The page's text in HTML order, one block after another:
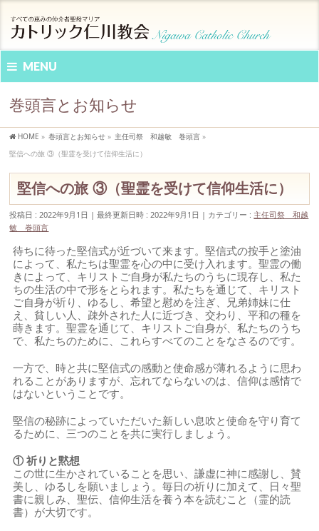
MENU
巻頭言とお知らせ
HOME » 巻頭言とお知らせ » 主任司祭 和越敏 巻頭言 »
堅信への旅 ③（聖霊を受けて信仰生活に）
堅信への旅 ③（聖霊を受けて信仰生活に）
投稿日 : 2022年9月1日 最終更新日時 : 2022年9月1日 カテゴリー : 主任司祭 和越
敏 巻頭言
待ちに待った堅信式が近づいて来ます。堅信式の按手と塗油
によって、私たちは聖霊を心の中に受け入れます。聖霊の働
きによって、キリストご自身が私たちのうちに現存し、私た
ちの生活の中で形をとられます。私たちを通じて、キリスト
ご自身が祈り、ゆるし、希望と慰めを注ぎ、兄弟姉妹に仕
え、貧しい人、疎外された人に近づき、交わり、平和の種を
蒔きます。聖霊を通じて、キリストご自身が、私たちのうち
で、私たちのために、これらすべてのことをなさるのです。
一方で、時と共に堅信式の感動と使命感が薄れるように思わ
れることがありますが、忘れてならないのは、信仰は感情で
はないということです。
堅信の秘跡によっていただいた新しい息吹と使命を守り育て
るために、三つのことを共に実行しましょう。
①祈りと黙想
この世に生かされていることを思い、謙虚に神に感謝し、賛
美し、ゆるしを願いましょう。毎日の祈りに加えて、日々聖
書に親しみ、聖伝、信仰生活を養う本を読むこと（霊的読
書）が大切です。